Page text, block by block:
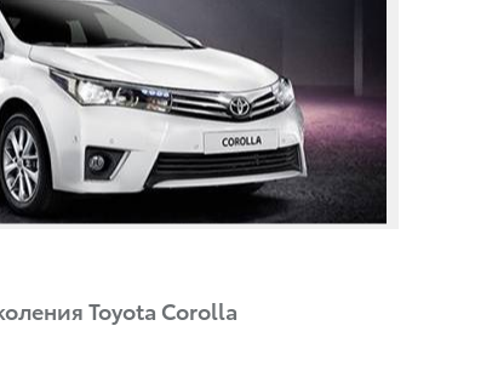
Toyota Corolla